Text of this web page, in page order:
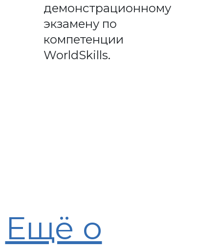
демонстрационному
экзамену по
компетенции
WorldSkills.
Ещё о